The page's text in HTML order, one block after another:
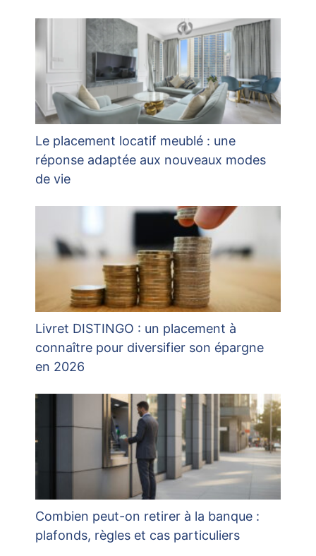
Le placement locatif meublé : une
réponse adaptée aux nouveaux modes
de vie
Livret DISTINGO : un placement à
connaître pour diversifier son épargne
en 2026
Combien peut-on retirer à la banque :
plafonds, règles et cas particuliers